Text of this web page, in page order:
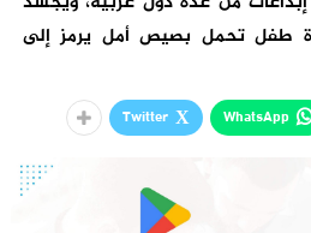
طفل تحمل بصيص أمل يرمز إلى
WhatsApp
Twitter